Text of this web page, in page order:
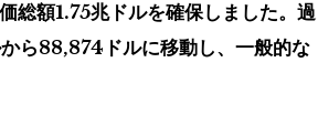
額1.75兆ドルを確保しました。過
ら​​88,874ドルに移動し、一般的な